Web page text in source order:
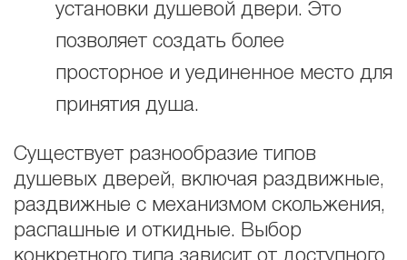
установки душевой двери. Это
позволяет создать более
просторное и уединенное место для
принятия душа.
Существует разнообразие типов
душевых дверей, включая раздвижные,
раздвижные с механизмом скольжения,
распашные и откидные. Выбор
конкретного типа зависит от доступного